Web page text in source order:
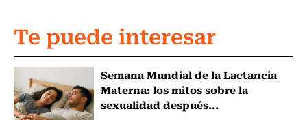
Te puede interesar
Semana Mundial de la Lactancia
Materna: los mitos sobre la
sexualidad después...